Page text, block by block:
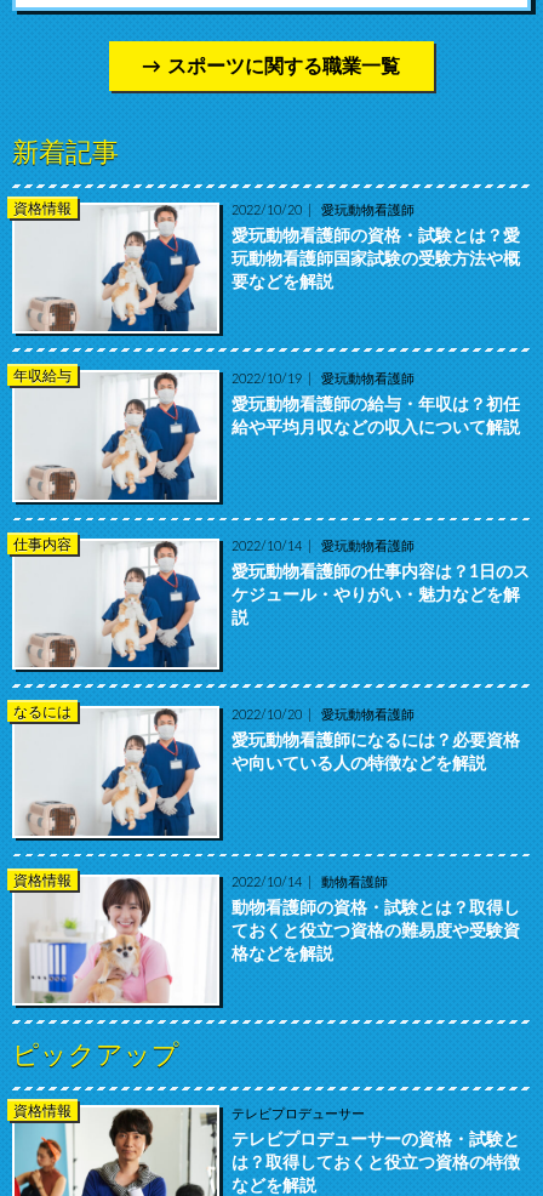
スポーツに関する職業一覧
新着記事
資格情報 2022/10/20 愛玩動物看護師
愛玩動物看護師の資格・試験とは？愛
玩動物看護師国家試験の受験方法や概
要などを解説
年収給与 2022/10/19 愛玩動物看護師
愛玩動物看護師の給与・年収は？初任
給や平均月収などの収入について解説
仕事内容 2022/10/14 愛玩動物看護師
愛玩動物看護師の仕事内容は？1日のス
ケジュール・やりがい・魅力などを解
説
なるには 2022/10/20 愛玩動物看護師
愛玩動物看護師になるには？必要資格
や向いている人の特徴などを解説
資格情報 2022/10/14 動物看護師
動物看護師の資格・試験とは？取得し
ておくと役立つ資格の難易度や受験資
格などを解説
ピックアップ
資格情報 テレビプロデューサー
テレビプロデューサーの資格・試験と
は？取得しておくと役立つ資格の特徴
などを解説